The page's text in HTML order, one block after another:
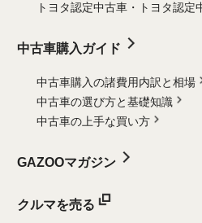
トヨタ認定中古車・
トヨタ認定
中古車購入ガイド
中古車購入の諸費用内訳と相場
中古車の選び方と基礎知識
中古車の上手な買い方
GAZOOマガジン
クルマを売る